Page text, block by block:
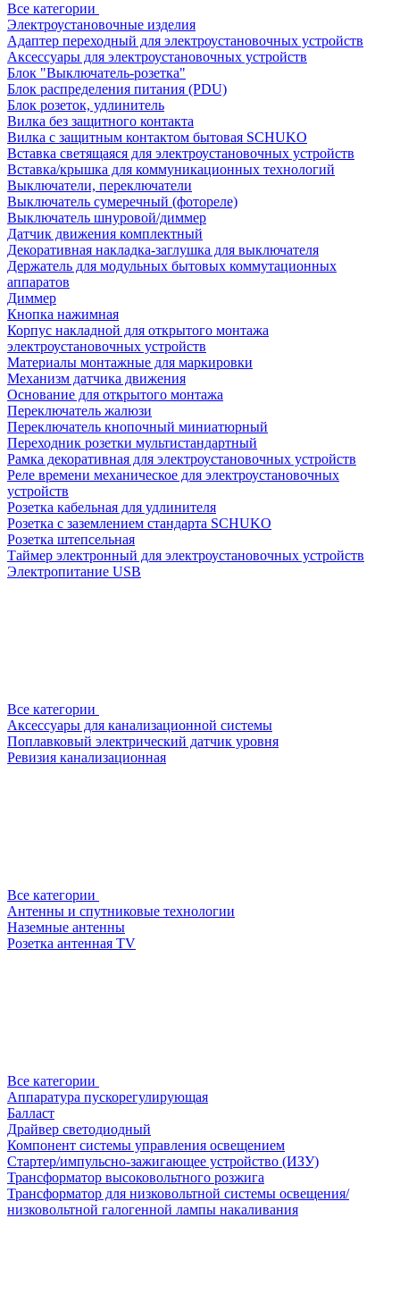
Все категории
Электроустановочные изделия
Адаптер переходный для электроустановочных устройств
Аксессуары для электроустановочных устройств
Блок "Выключатель-розетка"
Блок распределения питания (PDU)
Блок розеток, удлинитель
Вилка без защитного контакта
Вилка с защитным контактом бытовая SCHUKO
Вставка светящаяся для электроустановочных устройств
Вставка/крышка для коммуникационных технологий
Выключатели, переключатели
Выключатель сумеречный (фотореле)
Выключатель шнуровой/диммер
Датчик движения комплектный
Декоративная накладка-заглушка для выключателя
Держатель для модульных бытовых коммутационных
аппаратов
Диммер
Кнопка нажимная
Корпус накладной для открытого монтажа
электроустановочных устройств
Материалы монтажные для маркировки
Механизм датчика движения
Основание для открытого монтажа
Переключатель жалюзи
Переключатель кнопочный миниатюрный
Переходник розетки мультистандартный
Рамка декоративная для электроустановочных устройств
Реле времени механическое для электроустановочных
устройств
Розетка кабельная для удлинителя
Розетка с заземлением стандарта SCHUKO
Розетка штепсельная
Таймер электронный для электроустановочных устройств
Электропитание USB
Все категории
Аксессуары для канализационной системы
Поплавковый электрический датчик уровня
Ревизия канализационная
Все категории
Антенны и спутниковые технологии
Наземные антенны
Розетка антенная TV
Все категории
Аппаратура пускорегулирующая
Балласт
Драйвер светодиодный
Компонент системы управления освещением
Стартер/импульсно-зажигающее устройство (ИЗУ)
Трансформатор высоковольтного розжига
Трансформатор для низковольтной системы освещения/
низковольтной галогенной лампы накаливания